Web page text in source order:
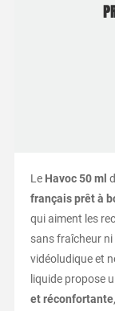
Le Havoc 50 ml
français prêt à
qui aiment les
sans fraîcheur ni
vidéoludique et
liquide propose
et réconfortante